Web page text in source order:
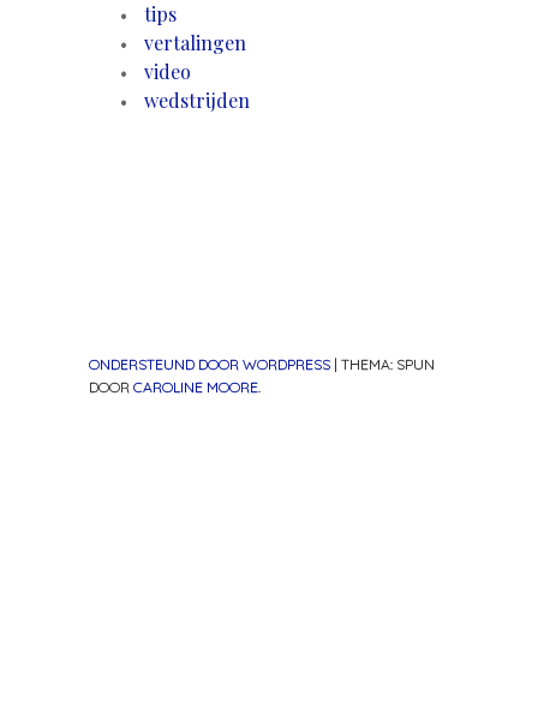
tips
vertalingen
video
wedstrijden
ONDERSTEUND DOOR WORDPRESS | THEMA: SPUN
DOOR CAROLINE MOORE.